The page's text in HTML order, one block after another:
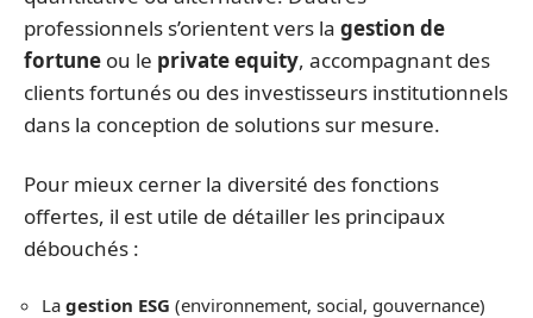
professionnels s’orientent vers la gestion de
fortune ou le private equity, accompagnant des
clients fortunés ou des investisseurs institutionnels
dans la conception de solutions sur mesure.
Pour mieux cerner la diversité des fonctions
offertes, il est utile de détailler les principaux
débouchés :
La gestion ESG (environnement, social, gouvernance)